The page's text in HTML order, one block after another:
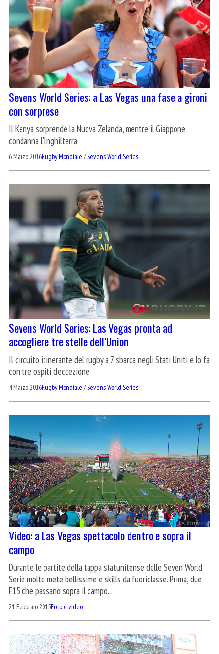
Sevens World Series: a Las Vegas una fase a gironi
con sorprese
Il Kenya sorprende la Nuova Zelanda, mentre il Giappone
condanna l'Inghilterra
6 Marzo 2016Rugby Mondiale /Sevens World Series
Sevens World Series: Las Vegas pronta ad
accogliere tre stelle dell’Union
Il circuito itinerante del rugby a 7 sbarca negli Stati Uniti e lo fa
con tre ospiti d'eccezione
4 Marzo 2016Rugby Mondiale /Sevens World Series
Video: a Las Vegas spettacolo dentro e sopra il
campo
Durante le partite della tappa statunitense delle Seven World
Serie molte mete bellissime e skills da fuoriclasse. Prima, due
F15 che passano sopra il campo…
21 Febbraio 2015Foto e video